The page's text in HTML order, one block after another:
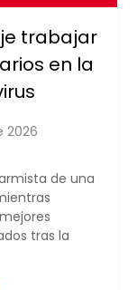
trabajar
en la
2026
de una
tras la